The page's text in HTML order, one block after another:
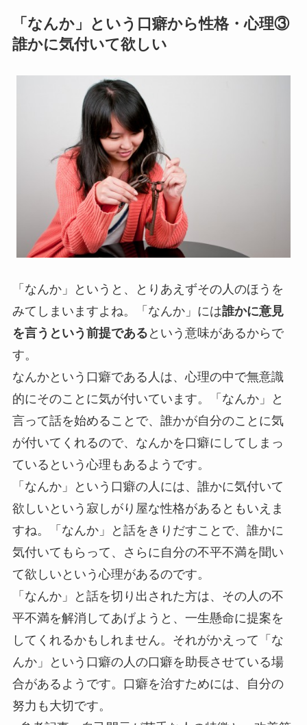
「なんか」という口癖から性格・心理③
誰かに気付いて欲しい
「なんか」というと、とりあえずその人のほうを
みてしまいますよね。「なんか」には誰かに意見
を言うという前提である という意味があるからで
す。
なんかという口癖である人は、心理の中で無意識
的にそのことに気が付いています。「なんか」と
言って話を始めることで、誰かが自分のことに気
が付いてくれるので、なんかを口癖にしてしまっ
ているという心理もあるようです。
「なんか」という口癖の人には、誰かに気付いて
欲しいという寂しがり屋な性格がある ともいえま
すね。「なんか」と話をきりだすことで、誰かに
気付いてもらって、さらに自分の不平不満を聞い
て欲しいという心理があるのです。
「なんか」と話を切り出された方は、その人の不
平不満を解消してあげようと、一生懸命に提案を
してくれるかもしれません。それがかえって「な
んか」という口癖の人の口癖を助長させている場
合があるようです。口癖を治すためには、自分の
努力も大切です。